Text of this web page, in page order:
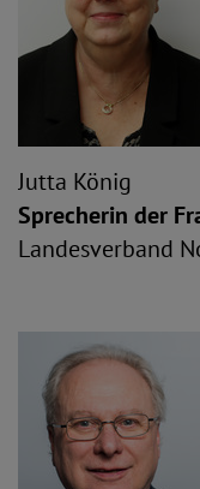
Jutta König
Sprecherin der
Landesverband